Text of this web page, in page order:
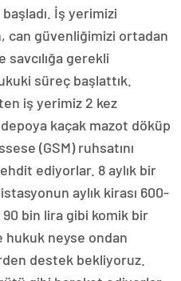
İş yerimizi
can güvenliğimizi ortadan
gerekli
süreç başlattık.
iş yerimiz 2 kez
kaçak mazot döküp
(GSM) ruhsatını
ediyorlar. 8 aylık bir
aylık kirası 600-
90 bin lira gibi komik bir
hukuk neyse ondan
destek bekliyoruz.